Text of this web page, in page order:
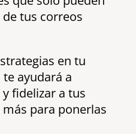
tus correos
en tu
ayudará a
fidelizar a tus
más para ponerlas